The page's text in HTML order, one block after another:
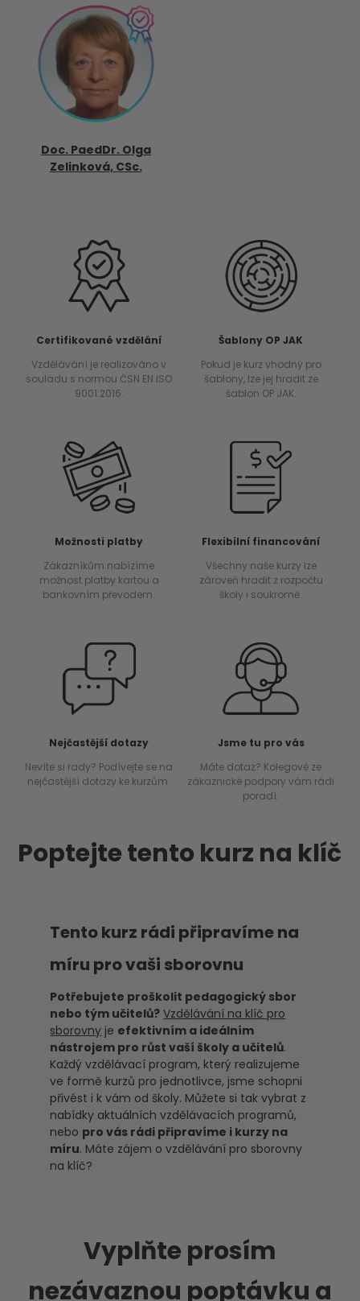
Doc. PaedDr. Olga
Zelinková, CSc.
Certifikované vzdělání
Vzdělávání je realizováno v
souladu s normou ČSN EN ISO
9001:2016.
Šablony OP JAK
Pokud je kurz vhodný pro
šablony, lze jej hradit ze
šablon OP JAK.
Možnosti platby
Zákazníkům nabízíme
možnost platby kartou a
bankovním převodem.
Flexibilní financování
Všechny naše kurzy lze
zároveň hradit z rozpočtu
školy i soukromě.
Nejčastější dotazy
Nevíte si rady? Podívejte se na
nejčastější dotazy ke kurzům.
Jsme tu pro vás
Máte dotaz? Kolegové ze
zákaznické podpory vám rádi
poradí.
Poptejte tento kurz na klíč
Tento kurz rádi připravíme na
míru pro vaši sborovnu
Potřebujete proškolit pedagogický sbor
nebo tým učitelů? Vzdělávání na klíč pro
sborovny je efektivním a ideálním
nástrojem pro růst vaší školy a učitelů.
Každý vzdělávací program, který realizujeme
ve formě kurzů pro jednotlivce, jsme schopni
přivést i k vám od školy. Můžete si tak vybrat z
nabídky aktuálních vzdělávacích programů,
nebo pro vás rádi připravíme i kurzy na
míru. Máte zájem o vzdělávání pro sborovny
na klíč?
Vyplňte prosím
nezávaznou poptávku a